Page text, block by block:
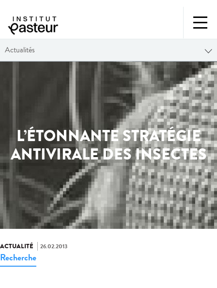
Actualités
L’ÉTONNANTE STRATÉGIE
ANTIVIRALE DES INSECTES
ACTUALITÉ 26.02.2013
Recherche